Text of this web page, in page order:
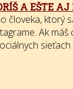
A EŠTE
človeka, ktorý
Ak máš